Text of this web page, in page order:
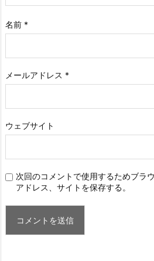
名前 *
メールアドレス *
ウェブサイト
次回のコメントで使用するためブラ
アドレス、サイトを保存する。